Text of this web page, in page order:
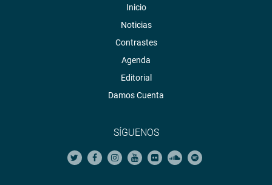
Inicio
Noticias
Contrastes
Agenda
Editorial
Damos Cuenta
SÍGUENOS